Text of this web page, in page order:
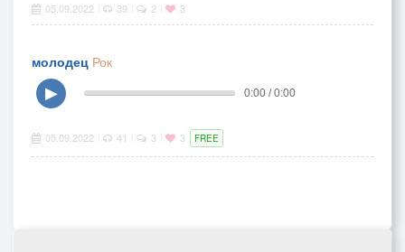
05.09.2022 39 2 3
молодец Рок
▶
0:00 / 0:00
05.09.2022 41 3 3 FREE